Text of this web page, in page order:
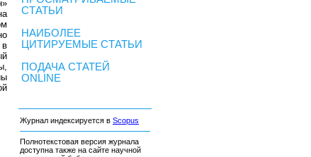
в
СТАТЬИ
НАИБОЛЕЕ
ЦИТИРУЕМЫЕ СТАТЬИ
ПОДАЧА СТАТЕЙ
ONLINE
Журнал индексируется в Scopus
Полнотекстовая версия журнала
доступна также на сайте научной